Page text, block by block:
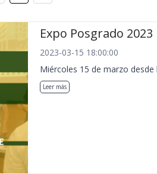
Expo Posgrado 2023
2023-03-15 18:00:00
Miércoles 15 de marzo
Leer más